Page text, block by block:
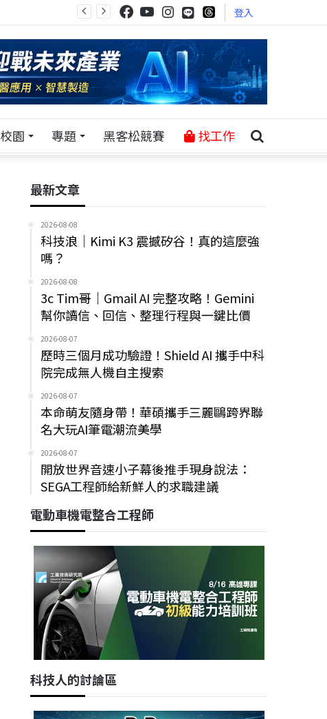
登入
校園 專題 黑客松競賽 找工作
最新文章
2026-08-08
科技浪｜Kimi K3 震撼矽谷！真的這麼強
嗎？
2026-08-08
3c Tim哥｜Gmail AI 完整攻略！Gemini
幫你讀信、回信、整理行程與一鍵比價
2026-08-07
歷時三個月成功驗證！Shield AI 攜手中科
院完成無人機自主搜索
2026-08-07
本命萌友隨身帶！華碩攜手三麗鷗跨界聯
名大玩AI筆電潮流美學
2026-08-07
開放世界音速小子幕後推手現身說法：
SEGA工程師給新鮮人的求職建議
電動車機電整合工程師
科技人的討論區